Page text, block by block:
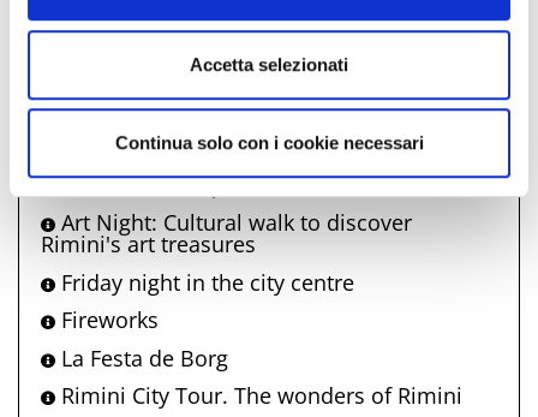
Accetta selezionati
Continua solo con i cookie necessari
to Ghirlandaio
SGR Live 2026 | Music
Art Night: Cultural walk to discover
Rimini's art treasures
Friday night in the city centre
Fireworks
La Festa de Borg
Rimini City Tour. The wonders of Rimini